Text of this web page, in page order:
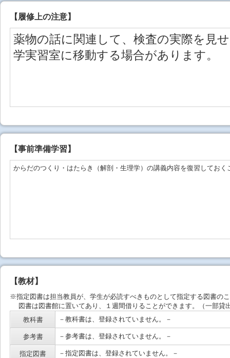
【 履修上の注意】
薬物の話に関連して、検査の実際を見
学実習室に移動する場合があります。
【事前準備学習】
からだのつくり・はたらき（解剖・生理学）の講義内容を復習しておく
【教材】
※指定図書は担当教員が、学生が必読すべきものとして指定する図書の
図書は図書館に置いてあり、１週間借りることができます。（一部貸
教科書
－教科書は、登録されていません。－
参考書 －参考書は、登録されていません。－
指定図書 －指定図書は、登録されていません。－